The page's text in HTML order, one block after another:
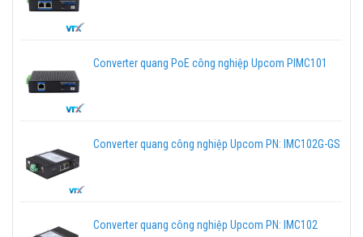
Converter quang PoE công nghiệp Upcom PIMC101
Converter quang công nghiệp Upcom PN: IMC102G-GS
Converter quang công nghiệp Upcom PN: IMC102